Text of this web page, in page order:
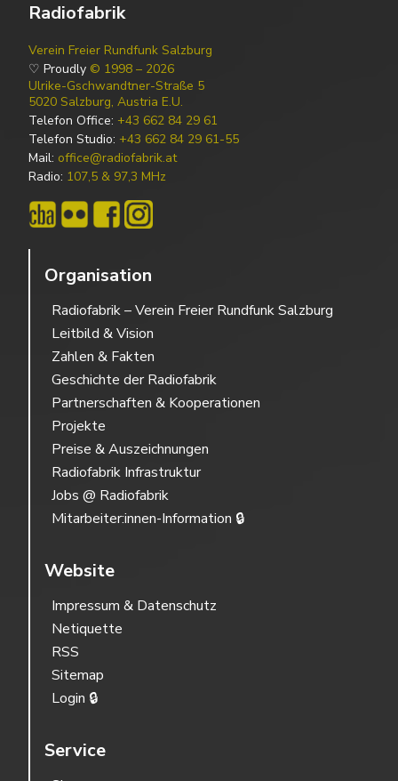
Radiofabrik
Verein Freier Rundfunk Salzburg
♡ Proudly © 1998 – 2026
Ulrike-Gschwandtner-Straße 5
5020 Salzburg, Austria E.U.
Telefon Office: +43 662 84 29 61
Telefon Studio: +43 662 84 29 61-55
Mail: office@radiofabrik.at
Radio: 107,5 & 97,3 MHz
Organisation
Radiofabrik – Verein Freier Rundfunk Salzburg
Leitbild & Vision
Zahlen & Fakten
Geschichte der Radiofabrik
Partnerschaften & Kooperationen
Projekte
Preise & Auszeichnungen
Radiofabrik Infrastruktur
Jobs @ Radiofabrik
Mitarbeiter:innen-Information 🔒
Website
Impressum & Datenschutz
Netiquette
RSS
Sitemap
Login 🔒
Service